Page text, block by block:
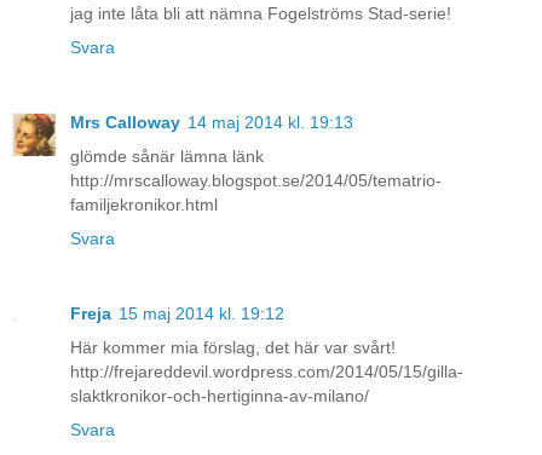
jag inte låta bli att nämna Fogelströms Stad-serie!
Svara
Mrs Calloway 14 maj 2014 kl. 19:13
glömde sånär lämna länk
http://mrscalloway.blogspot.se/2014/05/tematrio-
familjekronikor.html
Svara
Freja 15 maj 2014 kl. 19:12
Här kommer mia förslag, det här var svårt!
http://frejareddevil.wordpress.com/2014/05/15/gilla-
slaktkronikor-och-hertiginna-av-milano/
Svara